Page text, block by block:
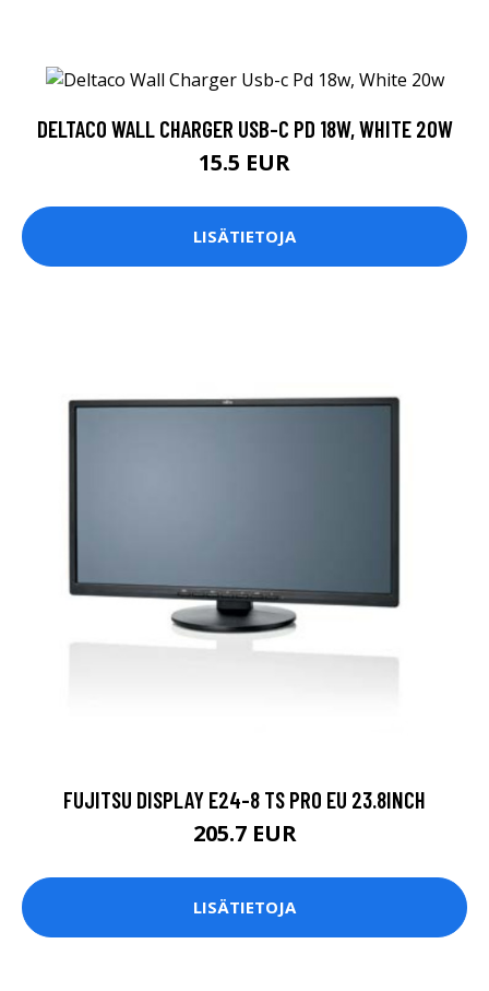
DELTACO WALL CHARGER USB-C PD 18W, WHITE 20W
15.5 EUR
LISÄTIETOJA
FUJITSU DISPLAY E24-8 TS PRO EU 23.8INCH
205.7 EUR
LISÄTIETOJA